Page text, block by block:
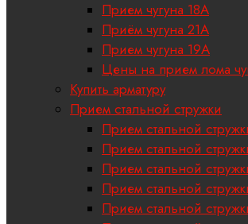
Прием чугуна 18A
Приём чугуна 21А
Прием чугуна 19А
Цены на прием лома
Купить арматуру
Прием стальной стружки
Прием стальной
Прием стальной
Прием стальной
Прием стальной
Прием стальной